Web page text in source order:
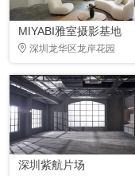
MIYABI雅室摄影基地
深圳龙华区龙岸花园
深圳紫航片场